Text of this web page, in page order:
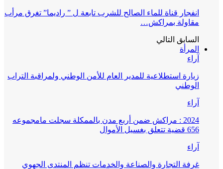
انفجار قناة للماء الصالح للشرب تابعة ل ” راديما” تغرق مرأب
مقاولة بمراكش…
السابقالتالي
المرأة
زيارة استطلاعية للمدير العام للأمن الوطني ولمراقبة التراب
الوطني
2024 : مراكش ضمن أربع مدن بالممكلة سجلت مامجموعه
غرفة التجارة والصناعة والخدمات تنظم المنتدى الجهوي